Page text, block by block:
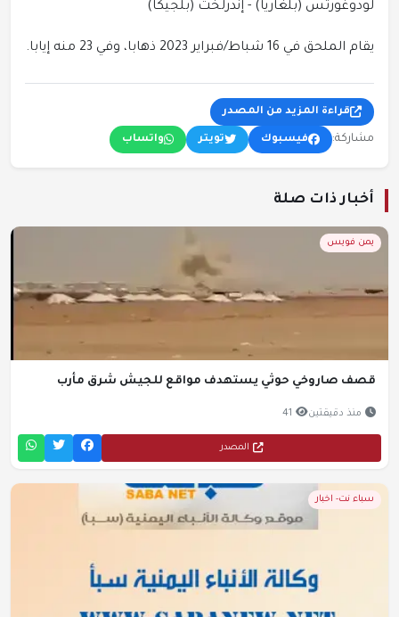
لودوغورتس (بلغاريا) - إندرلخت (بلجيكا)
يقام الملحق في 16 شباط/فبراير 2023 ذهابا، وفي 23 منه إيابا.
قراءة المزيد من المصدر
مشاركة: فيسبوك تويتر واتساب
أخبار ذات صلة
يمن فويس
قصف صاروخي حوثي يستهدف مواقع للجيش شرق مأرب
منذ دقيقتين 41
المصدر
سباء نت- اخبار